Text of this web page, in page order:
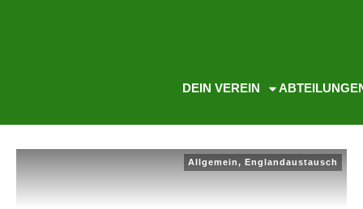
DEIN VEREIN
Allgemein, Englandaustausch